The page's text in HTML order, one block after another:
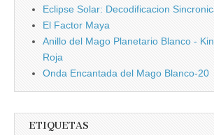
Eclipse Solar: Decodificacion
El Factor Maya
Anillo del Mago Planetario Blanco -
Roja
Onda Encantada del Mago Blanco-20
ETIQUETAS